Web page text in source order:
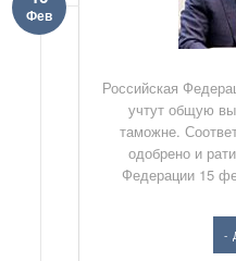
Фев
Российская
учтут общую
таможне.
одобрено и
Федерации 15
-